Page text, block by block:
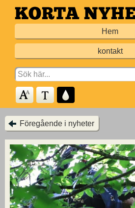
Hoppa
till
Hem
kontakt
Search
for:
Föregående i nyheter